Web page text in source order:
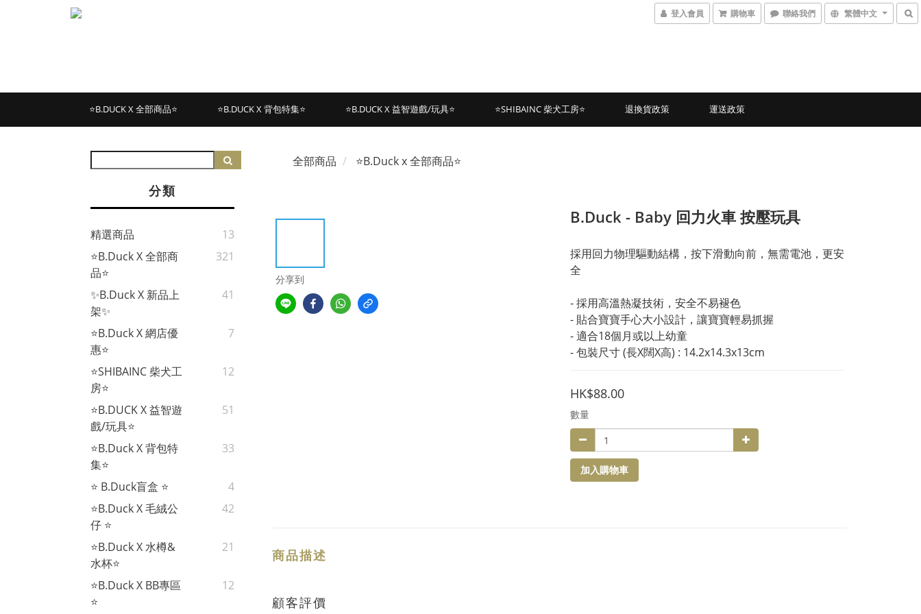
登入會員 購物車 聯絡我們 繁體中文
⭐B.DUCK X 全部商品⭐ ⭐B.DUCK X 背包特集⭐ ⭐B.DUCK X 益智遊戲/玩具⭐ ⭐SHIBAINC 柴犬工房⭐ 退換貨政策 運送政策
分類
精選商品
13
⭐B.Duck X 全部商
品⭐
321
✨B.Duck X 新品上
架✨
41
⭐B.Duck X 網店優
惠⭐
7
⭐SHIBAINC 柴犬工
房⭐
12
⭐B.DUCK X 益智遊
戲/玩具⭐
51
⭐B.Duck X 背包特
集⭐
33
⭐ B.Duck盲盒 ⭐
4
⭐B.Duck X 毛絨公
仔 ⭐
42
⭐B.Duck X 水樽&
水杯⭐
21
⭐B.Duck X BB專區
⭐
12
全部商品 ⭐B.Duck x 全部商品⭐
分享到
B.Duck - Baby 回力火車 按壓玩具
採用回力物理驅動結構，按下滑動向前，無需電池，更安
全
- 採用高溫熱凝技術，安全不易褪色
- 貼合寶寶手心大小設計，讓寶寶輕易抓握
- 適合18個月或以上幼童
- 包裝尺寸 (長X闊X高) : 14.2x14.3x13cm
HK$88.00
數量
加入購物車
商品描述
顧客評價